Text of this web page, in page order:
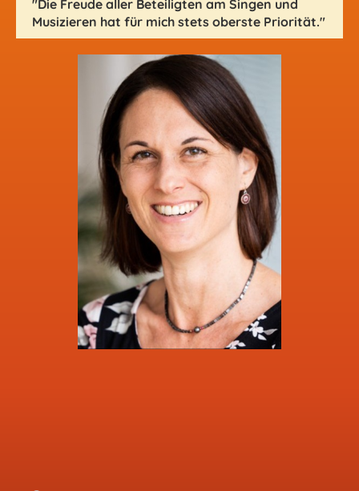
"Die Freude aller Beteiligten am Singen und
Musizieren hat für mich stets oberste Priorität."